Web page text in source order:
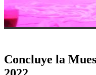
Concluye la